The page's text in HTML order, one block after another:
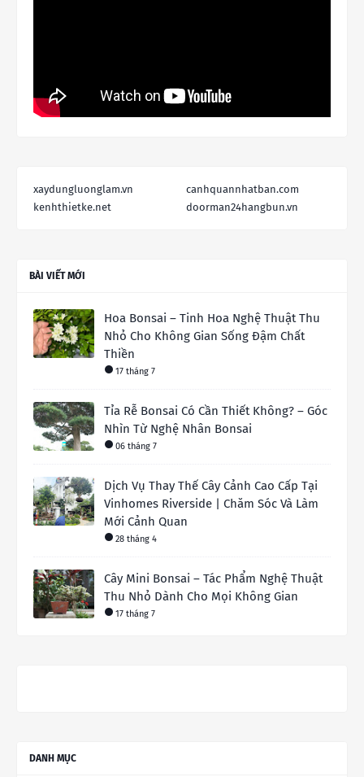
xaydungluonglam.vn
canhquannhatban.com
kenhthietke.net
doorman24hangbun.vn
BÀI VIẾT MỚI
Hoa Bonsai – Tinh Hoa Nghệ Thuật Thu
Nhỏ Cho Không Gian Sống Đậm Chất
Thiền
17 tháng 7
Tỉa Rễ Bonsai Có Cần Thiết Không? – Góc
Nhìn Từ Nghệ Nhân Bonsai
06 tháng 7
Dịch Vụ Thay Thế Cây Cảnh Cao Cấp Tại
Vinhomes Riverside | Chăm Sóc Và Làm
Mới Cảnh Quan
28 tháng 4
Cây Mini Bonsai – Tác Phẩm Nghệ Thuật
Thu Nhỏ Dành Cho Mọi Không Gian
17 tháng 7
DANH MỤC